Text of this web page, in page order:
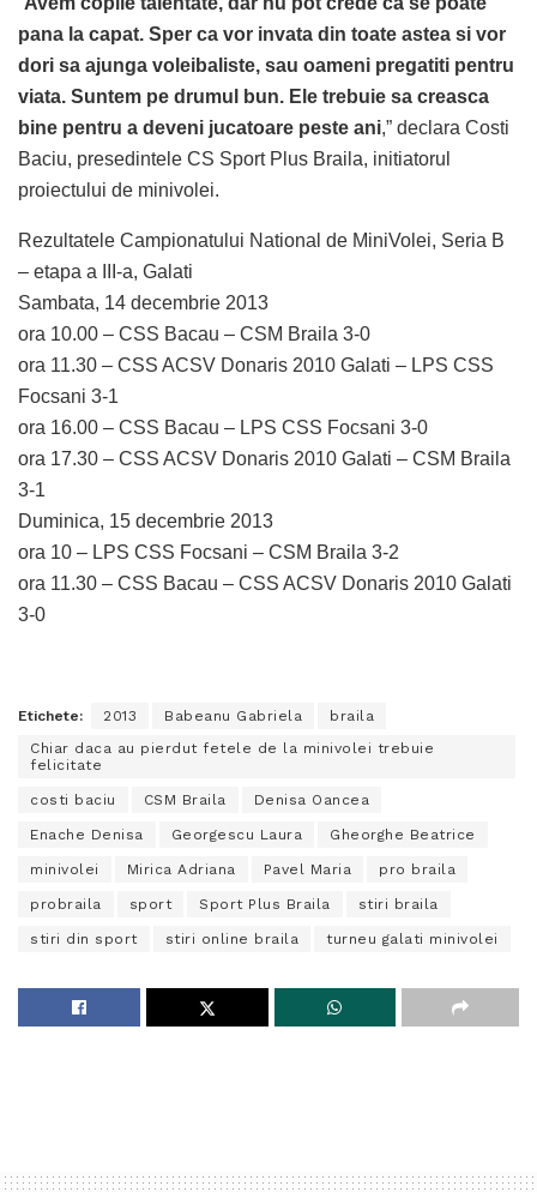
pana la capat. Sper ca vor invata din toate astea si vor
dori sa ajunga voleibaliste, sau oameni pregatiti pentru
viata. Suntem pe drumul bun. Ele trebuie sa creasca
bine pentru a deveni jucatoare peste ani,” declara Costi
Baciu, presedintele CS Sport Plus Braila, initiatorul
proiectului de minivolei.
Rezultatele Campionatului National de MiniVolei, Seria B
– etapa a III-a, Galati
Sambata, 14 decembrie 2013
ora 10.00 – CSS Bacau – CSM Braila 3-0
ora 11.30 – CSS ACSV Donaris 2010 Galati – LPS CSS
Focsani 3-1
ora 16.00 – CSS Bacau – LPS CSS Focsani 3-0
ora 17.30 – CSS ACSV Donaris 2010 Galati – CSM Braila
3-1
Duminica, 15 decembrie 2013
ora 10 – LPS CSS Focsani – CSM Braila 3-2
ora 11.30 – CSS Bacau – CSS ACSV Donaris 2010 Galati
3-0
Etichete: 2013 Babeanu Gabriela
braila
Chiar daca au pierdut fetele de la minivolei trebuie
felicitate
costi baciu CSM Braila Denisa Oancea
Enache Denisa Georgescu Laura Gheorghe Beatrice
minivolei Mirica Adriana Pavel Maria pro braila
probraila sport Sport Plus Braila stiri braila
stiri din sport stiri online braila turneu galati minivolei